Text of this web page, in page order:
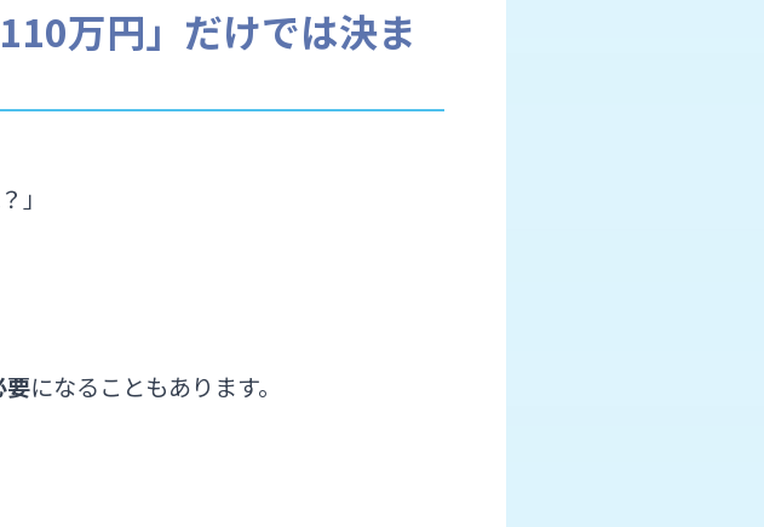
万円」だけでは決ま
」
要になることもあります。